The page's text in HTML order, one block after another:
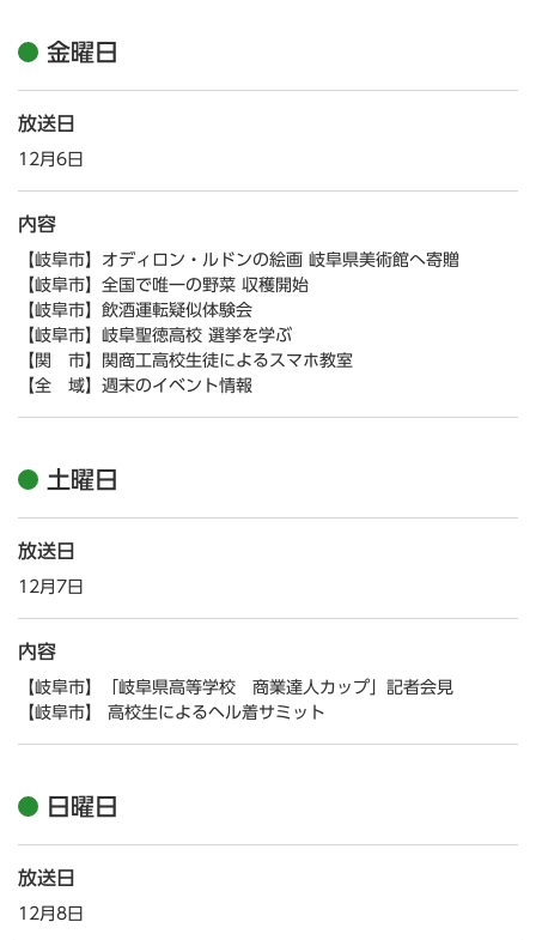
金曜日
放送日
12月6日
内容
【岐阜市】オディロン・ルドンの絵画 岐阜県美術館へ寄贈
【岐阜市】全国で唯一の野菜 収穫開始
【岐阜市】飲酒運転疑似体験会
【岐阜市】岐阜聖徳高校 選挙を学ぶ
【関 市】関商工高校生徒によるスマホ教室
【全 域】週末のイベント情報
土曜日
放送日
12月7日
内容
【岐阜市】「岐阜県高等学校 商業達人カップ」記者会見
【岐阜市】 高校生によるヘル着サミット
日曜日
放送日
12月8日